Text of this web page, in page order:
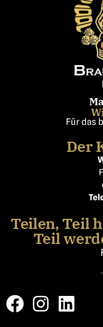
Für das
Der
Teilen, Teil
Teil